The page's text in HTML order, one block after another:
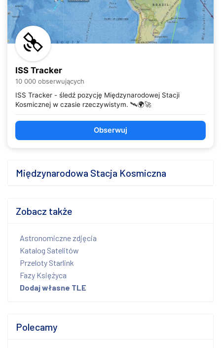
ISS Tracker
10 000 obserwujących
ISS Tracker - śledź pozycję Międzynarodowej Stacji
Kosmicznej w czasie rzeczywistym. 🛰️🌍🚀
Obserwuj
Międzynarodowa Stacja Kosmiczna
Zobacz także
Astronomiczne zdjęcia
Katalog Satelitów
Przeloty Starlink
Fazy Księżyca
Dodaj własne TLE
Polecamy